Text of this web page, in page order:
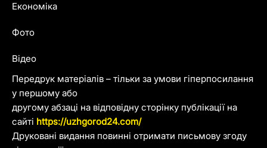
Передрук матеріалів – тільки за умови гіперпосилання
у першому або
другому абзаці на відповідну сторінку публікації на
сайті https://uzhgorod24.com/
Друковані видання повинні отримати письмову згоду
Економіка
Фото
Відео